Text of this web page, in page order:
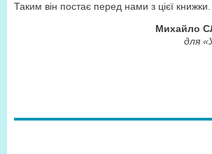
Таким він постає перед нами з цієї книжки.
Михайло
для